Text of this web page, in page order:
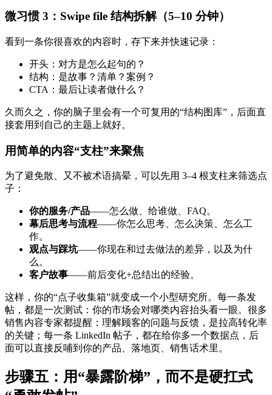
微习惯 3：Swipe file 结构拆解（5–10 分钟）
看到一条你很喜欢的内容时，存下来并快速记录：
开头：对方是怎么起句的？
结构：是故事？清单？案例？
CTA：最后让读者做什么？
久而久之，你的脑子里会有一个可复用的“结构图库”，后面直
接套用到自己的主题上就好。
用简单的内容“支柱”来聚焦
为了避免散、又不被术语搞晕，可以先用 3–4 根支柱来筛选点
子：
你的服务/产品——怎么做、给谁做、FAQ。
幕后思考与流程——你怎么思考、怎么决策、怎么工
作。
观点与踩坑——你现在和过去做法的差异，以及为什
么。
客户故事——前后变化+总结出的经验。
这样，你的“点子收集箱”就变成一个小型研究所。每一条发
帖，都是一次测试：你的市场会对哪类内容抬头看一眼。很多
销售内容专家都提醒：理解顾客的问题与反馈，是拉高转化率
的关键；每一条 LinkedIn 帖子，都在给你多一个数据点，后
面可以直接反哺到你的产品、落地页、销售话术里。
步骤五：用“暴露阶梯”，而不是硬扛式